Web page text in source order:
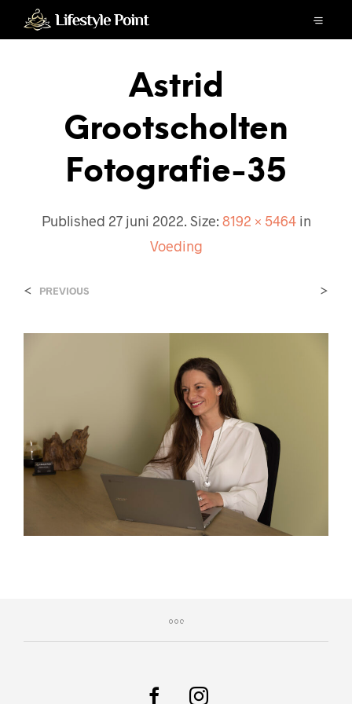
Astrid
Grootscholten
Fotografie-35
Published 27 juni 2022. Size: 8192 × 5464in
Voeding
< PREVIOUS >